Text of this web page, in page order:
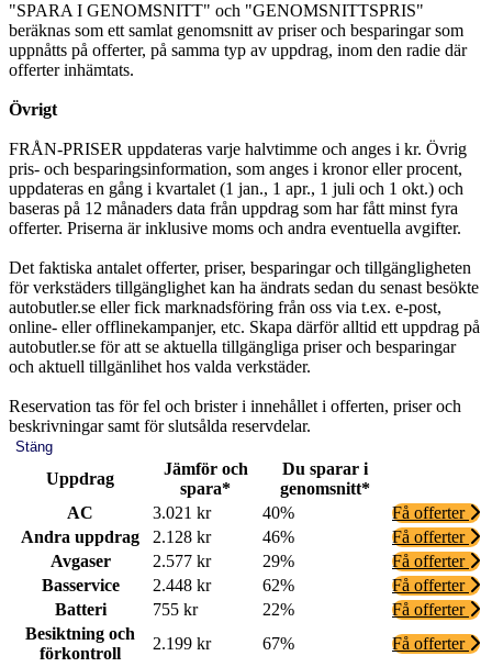
"SPARA I GENOMSNITT" och "GENOMSNITTSPRIS"
beräknas som ett samlat genomsnitt av priser och besparingar som
uppnåtts på offerter, på samma typ av uppdrag, inom den radie där
offerter inhämtats.
Övrigt
FRÅN-PRISER uppdateras varje halvtimme och anges i kr. Övrig
pris- och besparingsinformation, som anges i kronor eller procent,
uppdateras en gång i kvartalet (1 jan., 1 apr., 1 juli och 1 okt.) och
baseras på 12 månaders data från uppdrag som har fått minst fyra
offerter. Priserna är inklusive moms och andra eventuella avgifter.
Det faktiska antalet offerter, priser, besparingar och tillgängligheten
för verkstäders tillgänglighet kan ha ändrats sedan du senast besökte
autobutler.se eller fick marknadsföring från oss via t.ex. e-post,
online- eller offlinekampanjer, etc. Skapa därför alltid ett uppdrag på
autobutler.se för att se aktuella tillgängliga priser och besparingar
och aktuell tillgänlihet hos valda verkstäder.
Reservation tas för fel och brister i innehållet i offerten, priser och
beskrivningar samt för slutsålda reservdelar.
Stäng
Uppdrag
Jämför och
spara*
Du sparar i
genomsnitt*
AC
3.021 kr 40%
Få offerter
Andra uppdrag
2.128 kr 46%
Få offerter
Avgaser
2.577 kr 29%
Få offerter
Basservice
2.448 kr 62%
Få offerter
Batteri
755 kr 22%
Få offerter
Besiktning och
förkontroll
2.199 kr 67%
Få offerter